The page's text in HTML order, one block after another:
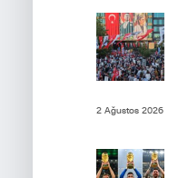
2 Ağustos 2026